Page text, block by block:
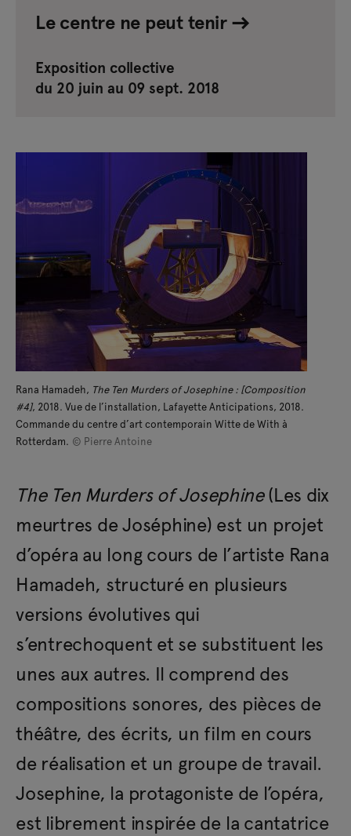
Le centre ne peut tenir
Exposition collective
du 20 juin au 09 sept. 2018
Rana Hamadeh, The Ten Murders of Josephine : [Composition
#4], 2018. Vue de l’installation, Lafayette Anticipations, 2018.
Commande du centre d’art contemporain Witte de With à
Rotterdam. © Pierre Antoine
The Ten Murders of Josephine(Les dix
meurtres de Joséphine) est un projet
d’opéra au long cours de l’artiste Rana
Hamadeh, structuré en plusieurs
versions évolutives qui
s’entrechoquent et se substituent les
unes aux autres. Il comprend des
compositions sonores, des pièces de
théâtre, des écrits, un film en cours
de réalisation et un groupe de travail.
Josephine, la protagoniste de l’opéra,
est librement inspirée de la cantatrice